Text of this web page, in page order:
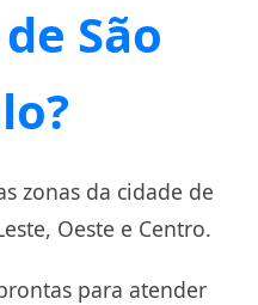
São
zonas da cidade de
Oeste e Centro.
para atender